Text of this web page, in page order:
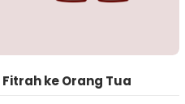
ke Orang Tua